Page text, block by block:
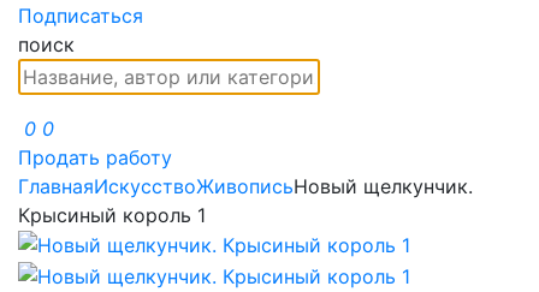
Подписаться
поиск
0 0
Продать работу
ГлавнаяИскусствоЖивописьНовый щелкунчик.
Крысиный король 1